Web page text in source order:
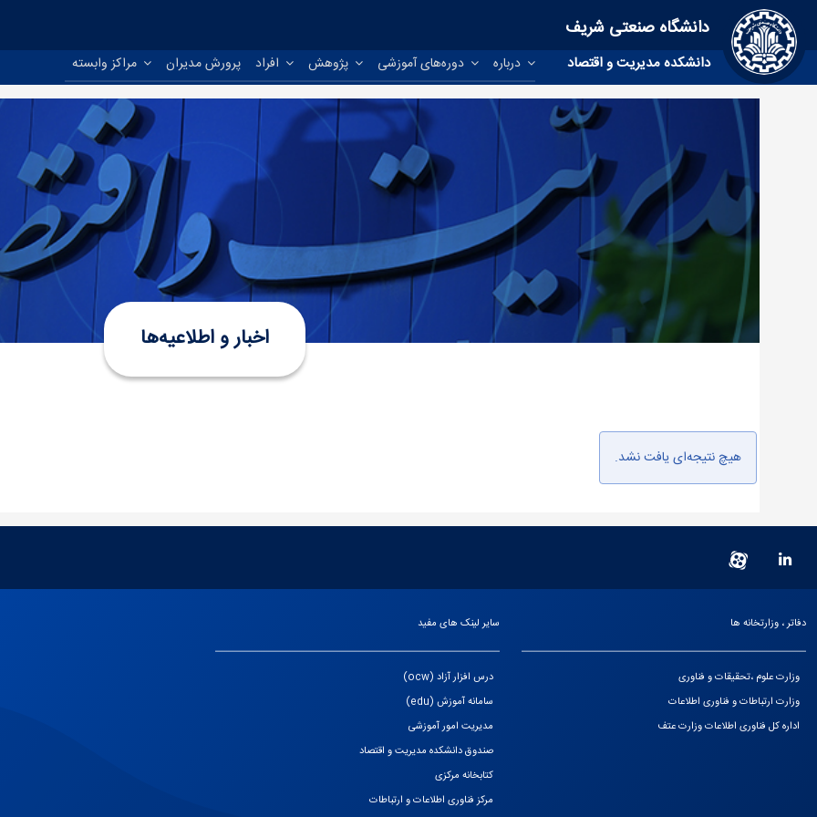
دانشگاه صنعتی شریف
دانشکده مدیریت و اقتصاد درباره دوره‌های آموزشی پژوهش افراد پرورش مدیران مراکز وابسته
اخبار و اطلاعیه‌ها
هیچ نتیجه‌ای یافت نشد.
دفاتر ، وزارتخانه ها
وزارت علوم ،تحقیقات و فناوری
وزارت ارتباطات و فناوری اطلاعات
اداره کل فناوری اطلاعات وزارت عتف
سایر لینک های مفید
درس افزار آزاد (ocw)
سامانه آموزش (edu)
مدیریت امور آموزشی
صندوق دانشکده مدیریت و اقتصاد
کتابخانه مرکزی
مرکز فناوری اطلاعات و ارتباطات